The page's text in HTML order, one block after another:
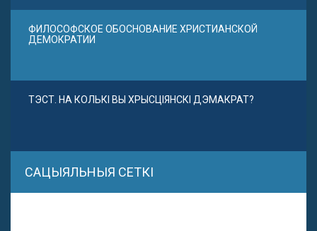
ФИЛОСОФСКОЕ ОБОСНОВАНИЕ ХРИСТИАНСКОЙ
ДЕМОКРАТИИ
ТЭСТ. НА КОЛЬКІ ВЫ ХРЫСЦІЯНСКІ ДЭМАКРАТ?
САЦЫЯЛЬНЫЯ СЕТКІ